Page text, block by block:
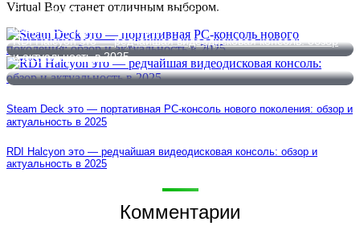
Virtual Boy станет отличным выбором.
Steam Deck это — портативная PC-консоль нового поколения:
обзор и актуальность в 2025
RDI Halcyon это — редчайшая видеодисковая консоль: обзор
и актуальность в 2025
Steam Deck это — портативная PC-консоль нового поколения: обзор и
актуальность в 2025
RDI Halcyon это — редчайшая видеодисковая консоль: обзор и
актуальность в 2025
Комментарии